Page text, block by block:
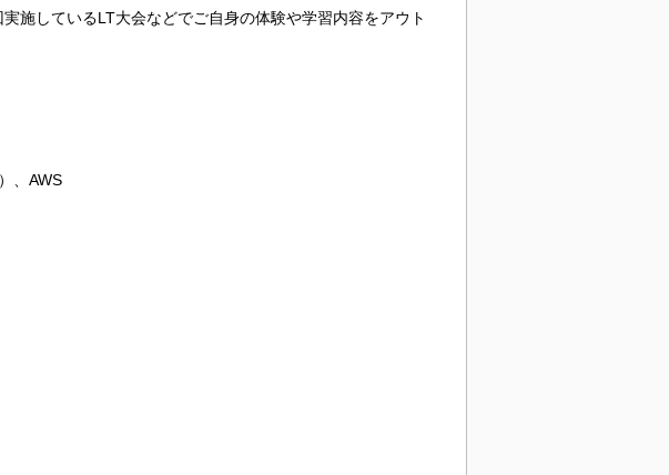
施しているLT大会などでご自身の体験や学習内容をアウト
、AWS